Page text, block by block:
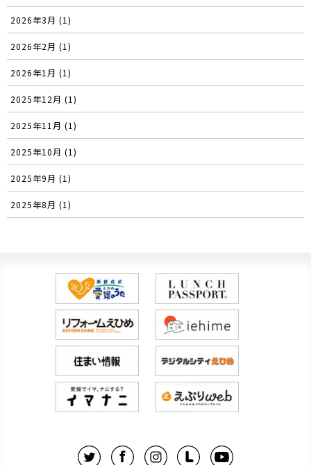
2026年3月 (1)
2026年2月 (1)
2026年1月 (1)
2025年12月 (1)
2025年11月 (1)
2025年10月 (1)
2025年9月 (1)
2025年8月 (1)